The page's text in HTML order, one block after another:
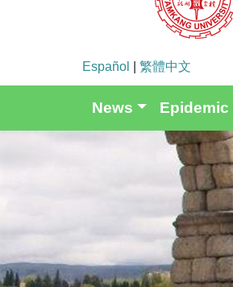
Español 繁體中文
News